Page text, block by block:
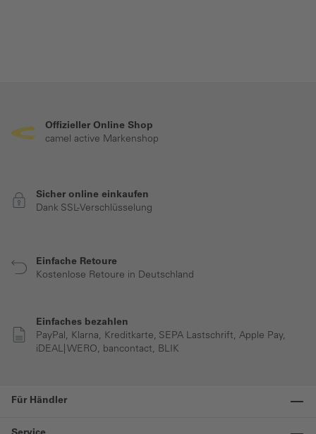
Offizieller Online Shop
camel active Markenshop
Sicher online einkaufen
Dank SSL-Verschlüsselung
Einfache Retoure
Kostenlose Retoure in Deutschland
Einfaches bezahlen
PayPal, Klarna, Kreditkarte, SEPA Lastschrift, Apple Pay,
iDEAL| WERO, bancontact, BLIK
Für Händler